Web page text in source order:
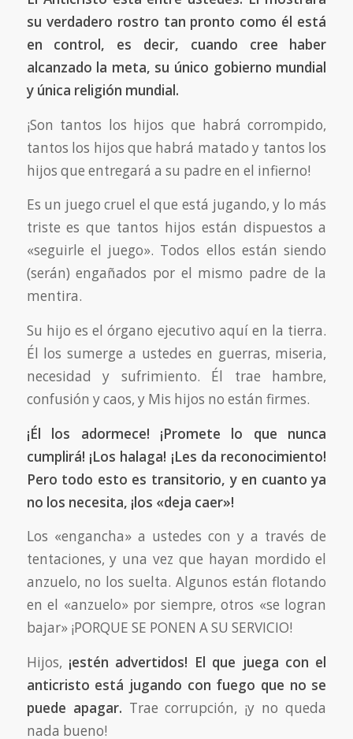
su verdadero rostro tan pronto como él está
en control, es decir, cuando cree haber
alcanzado la meta, su único gobierno mundial
y única religión mundial.
¡Son tantos los hijos que habrá corrompido,
tantos los hijos que habrá matado y tantos los
hijos que entregará a su padre en el infierno!
Es un juego cruel el que está jugando, y lo más
triste es que tantos hijos están dispuestos a
«seguirle el juego». Todos ellos están siendo
(serán) engañados por el mismo padre de la
mentira.
Su hijo es el órgano ejecutivo aquí en la tierra.
Él los sumerge a ustedes en guerras, miseria,
necesidad y sufrimiento. Él trae hambre,
confusión y caos, y Mis hijos no están firmes.
¡Él los adormece! ¡Promete lo que nunca
cumplirá! ¡Los halaga! ¡Les da reconocimiento!
Pero todo esto es transitorio, y en cuanto ya
no los necesita, ¡los «deja caer»!
Los «engancha» a ustedes con y a través de
tentaciones, y una vez que hayan mordido el
anzuelo, no los suelta. Algunos están flotando
en el «anzuelo» por siempre, otros «se logran
bajar» ¡PORQUE SE PONEN A SU SERVICIO!
Hijos, ¡estén advertidos! El que juega con el
anticristo está jugando con fuego que no se
puede apagar. Trae corrupción, ¡y no queda
nada bueno!